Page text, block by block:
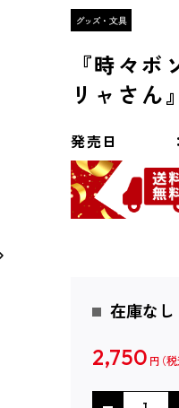
『時々
リャさん
発売日
在庫なし
2,750 円